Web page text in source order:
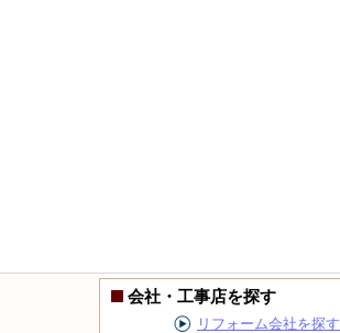
会社・工事店を探す
リフォーム会社を探す